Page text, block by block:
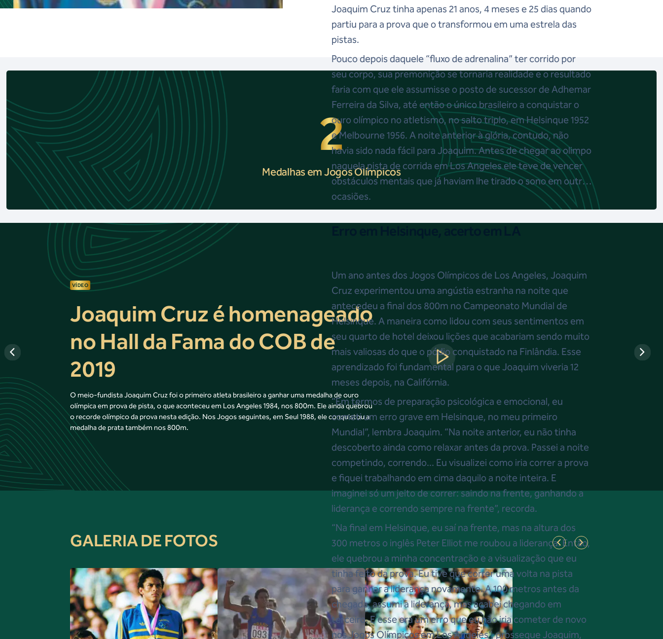
Joaquim Cruz tinha apenas 21 anos, 4 meses e 25 dias quando
partiu para a prova que o transformou em uma estrela das
pistas.
Pouco depois daquele “fluxo de adrenalina” ter corrido por
seu corpo, sua premonição se tornaria realidade e o resultado
faria com que ele assumisse o posto de sucessor de Adhemar
Ferreira da Silva, até então o único brasileiro a conquistar o
ouro olímpico no atletismo, no salto triplo, em Helsinque 1952
e Melbourne 1956. A noite anterior à glória, contudo, não
havia sido nada fácil para Joaquim. Antes de chegar ao olimpo
naquela pista de corrida em Los Angeles ele teve de vencer
obstáculos mentais que já haviam lhe tirado o sono em outras
ocasiões.
Um ano antes dos Jogos Olímpicos de Los Angeles, Joaquim
Cruz experimentou uma angústia estranha na noite que
antecedeu a final dos 800m no Campeonato Mundial de
Helsinque. A maneira como lidou com seus sentimentos em
seu quarto de hotel deixou lições que acabariam sendo muito
mais valiosas do que o pódio conquistado na Finlândia. Esse
aprendizado foi fundamental para o que Joaquim viveria 12
meses depois, na Califórnia.
“Em termos de preparação psicológica e emocional, eu
cometi um erro grave em Helsinque, no meu primeiro
Mundial”, lembra Joaquim. “Na noite anterior, eu não tinha
descoberto ainda como relaxar antes da prova. Passei a noite
competindo, correndo... Eu visualizei como iria correr a prova
e fiquei trabalhando em cima daquilo a noite inteira. E
imaginei só um jeito de correr: saindo na frente, ganhando a
liderança e correndo sempre na frente”, recorda.
“Na final em Helsinque, eu saí na frente, mas na altura dos
300 metros o inglês Peter Elliot me roubou a liderança. Então,
ele quebrou a minha concentração e a visualização que eu
tinha feito da prova. Eu tive que correr uma volta na pista
para ganhar a liderança novamente. A 100 metros antes da
chegada, assumi a liderança, mas acabei chegando em
terceiro. E esse era um erro que eu não iria cometer de novo
nos Jogos Olímpicos em Los Angeles”, prossegue Joaquim,
2
Medalhas em Jogos Olímpicos
VÍDEO
Joaquim Cruz é homenageado
no Hall da Fama do COB de
2019
O meio-fundista Joaquim Cruz foi o primeiro atleta brasileiro a ganhar uma medalha de ouro
olímpica em prova de pista, o que aconteceu em Los Angeles 1984, nos 800m. Ele ainda quebrou
o recorde olímpico da prova nesta edição. Nos Jogos seguintes, em Seul 1988, ele conquistou a
medalha de prata também nos 800m.
GALERIA DE FOTOS